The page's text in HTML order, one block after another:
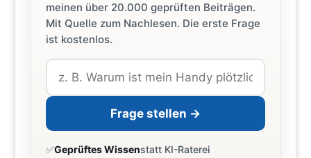
meinen über 20.000 geprüften Beiträgen.
Mit Quelle zum Nachlesen. Die erste Frage
ist kostenlos.
Frage stellen →
✅Geprüftes Wissenstatt KI-Raterei